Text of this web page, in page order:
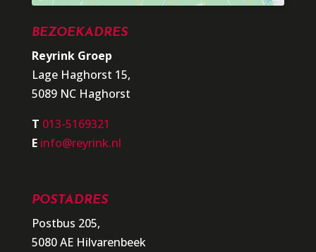
BEZOEKADRES
Reyrink Groep
Lage Haghorst 15,
5089 NC Haghorst
T 013-5169321
E info@reyrink.nl
POSTADRES
Postbus 205,
5080 AE Hilvarenbeek